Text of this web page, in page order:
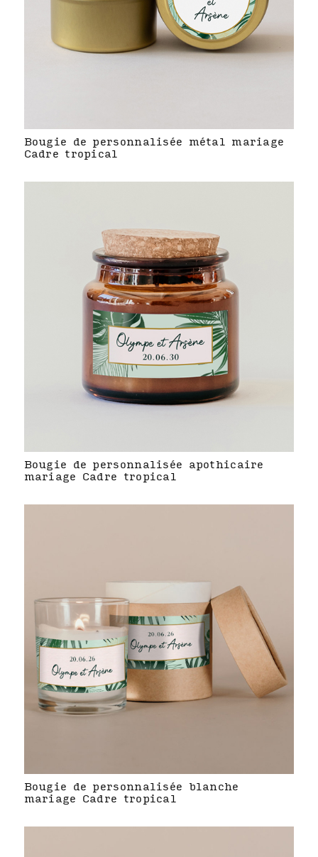
Bougie de personnalisée métal mariage
Cadre tropical
Bougie de personnalisée apothicaire
mariage Cadre tropical
Bougie de personnalisée blanche
mariage Cadre tropical